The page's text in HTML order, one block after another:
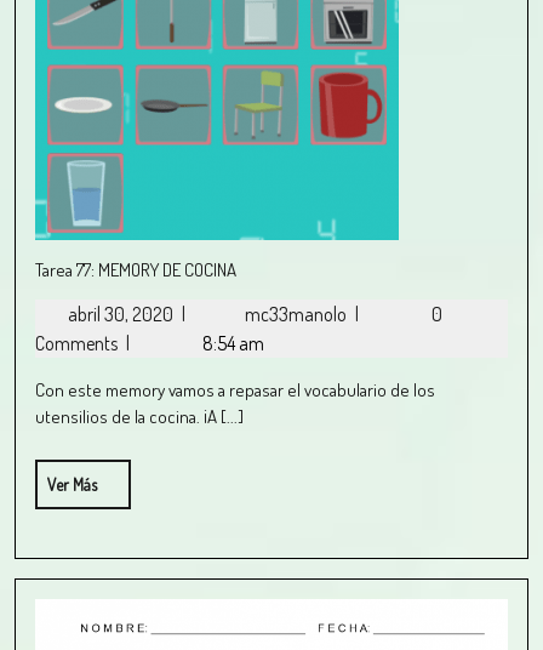
Tarea 77: MEMORY DE COCINA
abril 30, 2020 mc33manolo
0
Comments
8:54 am
Con este memory vamos a repasar el vocabulario de los
utensilios de la cocina. ¡A [...]
Ver Más